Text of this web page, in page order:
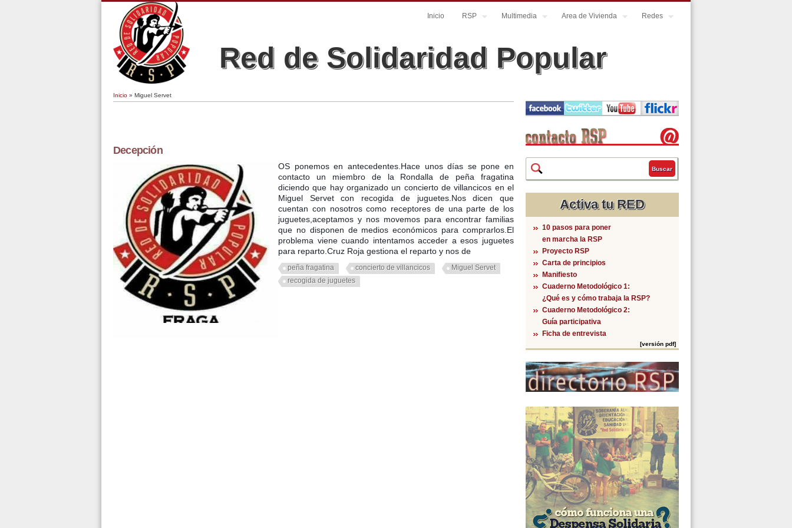
Red de Solidaridad Popular
Inicio RSP Multimedia Area de Vivienda Redes
Se encuentra usted aquí
Inicio » Miguel Servet
Decepción
OS ponemos en antecedentes.Hace unos días se pone en
contacto un miembro de la Rondalla de peña fragatina
diciendo que hay organizado un concierto de villancicos en el
Miguel Servet con recogida de juguetes.Nos dicen que
cuentan con nosotros como receptores de una parte de los
juguetes,aceptamos y nos movemos para encontrar familias
que no disponen de medios económicos para comprarlos.El
problema viene cuando intentamos acceder a esos juguetes
para reparto.Cruz Roja gestiona el reparto y nos de
peña fragatina concierto de villancicos
Miguel Servet
recogida de juguetes
Formulario de búsqueda
Buscar
Activa tu RED
10 pasos para poner
en marcha la RSP
Proyecto RSP
Carta de principios
Manifiesto
Cuaderno Metodológico 1:
¿Qué es y cómo trabaja la RSP?
Cuaderno Metodológico 2:
Guía participativa
Ficha de entrevista
[versión pdf]